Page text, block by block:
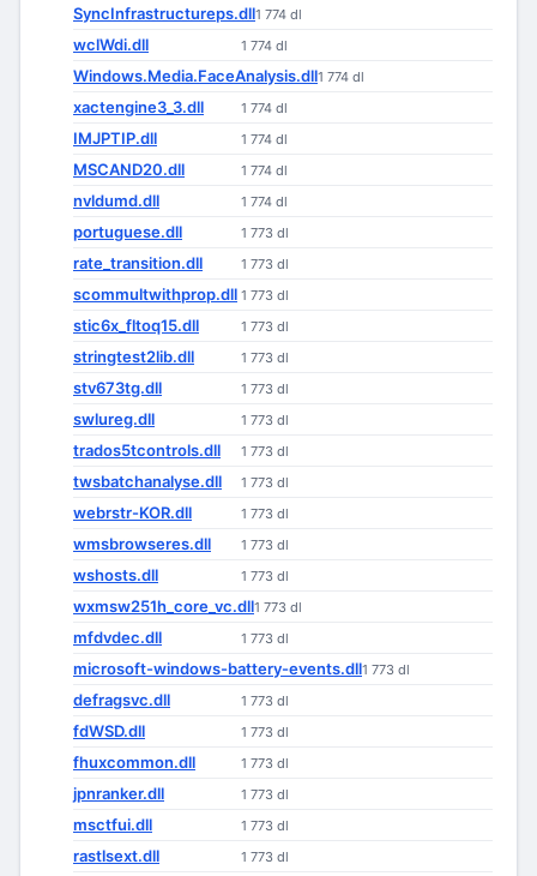
SyncInfrastructureps.dll1 774 dl
wclWdi.dll 1 774 dl
Windows.Media.FaceAnalysis.dll1 774 dl
xactengine3_3.dll 1 774 dl
IMJPTIP.dll 1 774 dl
MSCAND20.dll 1 774 dl
nvldumd.dll 1 774 dl
portuguese.dll 1 773 dl
rate_transition.dll 1 773 dl
scommultwithprop.dll 1 773 dl
stic6x_fltoq15.dll 1 773 dl
stringtest2lib.dll 1 773 dl
stv673tg.dll 1 773 dl
swlureg.dll 1 773 dl
trados5tcontrols.dll 1 773 dl
twsbatchanalyse.dll 1 773 dl
webrstr-KOR.dll 1 773 dl
wmsbrowseres.dll 1 773 dl
wshosts.dll 1 773 dl
wxmsw251h_core_vc.dll1 773 dl
mfdvdec.dll 1 773 dl
microsoft-windows-battery-events.dll1 773 dl
defragsvc.dll 1 773 dl
fdWSD.dll 1 773 dl
fhuxcommon.dll 1 773 dl
jpnranker.dll 1 773 dl
msctfui.dll 1 773 dl
rastlsext.dll 1 773 dl